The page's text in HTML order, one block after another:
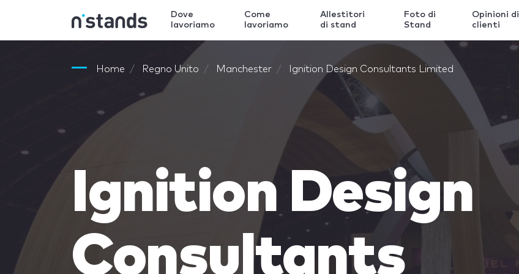
Dove
lavoriamo
Come
lavoriamo
Allestitori
di stand
Foto di
Stand
Opinioni di
clienti
Home Regno Unito Manchester Ignition Design Consultants Limited
Ignition Design
Consultants